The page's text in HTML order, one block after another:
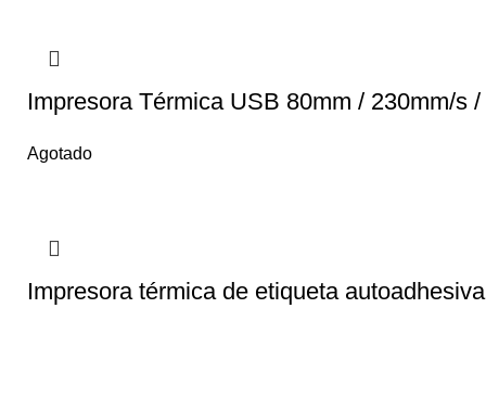
Impresora Térmica USB 80mm / 230mm/s
Agotado
Impresora térmica de etiqueta